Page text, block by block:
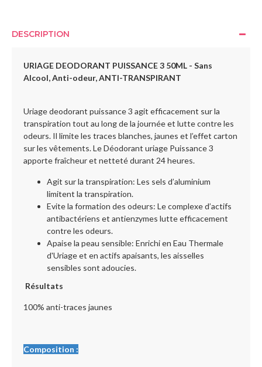
DESCRIPTION
URIAGE DEODORANT PUISSANCE 3 50ML - Sans
Alcool, Anti-odeur, ANTI-TRANSPIRANT
Uriage deodorant puissance 3 agit efficacement sur la
transpiration tout au long de la journée et lutte contre les
odeurs. Il limite les traces blanches, jaunes et l’effet carton
sur les vêtements. Le Déodorant uriage Puissance 3
apporte fraîcheur et netteté durant 24 heures.
Agit sur la transpiration: Les sels d’aluminium
limitent la transpiration.
Evite la formation des odeurs: Le complexe d’actifs
antibactériens et antienzymes lutte efficacement
contre les odeurs.
Apaise la peau sensible: Enrichi en Eau Thermale
d'Uriage et en actifs apaisants, les aisselles
sensibles sont adoucies.
Résultats
100% anti-traces jaunes
Composition :